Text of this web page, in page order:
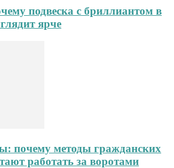
подвеска с бриллиантом в
ярче
почему методы гражданских
работать за воротами